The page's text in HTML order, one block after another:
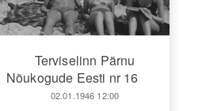
Terviselinn Pärnu
Nõukogude Eesti nr 16
02.01.1946 12:00